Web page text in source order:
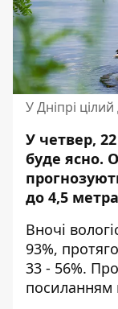
У Дніпрі
У четвер,
буде ясно.
до 4,5
Вночі
93%,
33 - 56%.
посиланням